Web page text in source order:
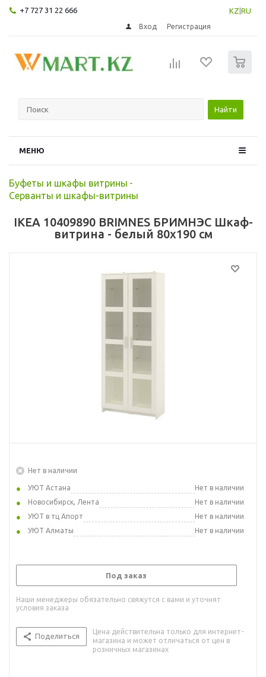
+7 727 31 22 666 KZ RU
Вход Регистрация
Найти
МЕНЮ
Буфеты и шкафы витрины -
Серванты и шкафы-витрины
IKEA 10409890 BRIMNES БРИМНЭС Шкаф-
витрина - белый 80x190 см
Нет в наличии
УЮТ Астана
Нет в наличии
Новосибирск, Лента
Нет в наличии
УЮТ в тц Апорт
Нет в наличии
УЮТ Алматы
Нет в наличии
Под заказ
Наши менеджеры обязательно свяжутся с вами и уточнят
условия заказа
Поделиться
Цена действительна только для интернет-
магазина и может отличаться от цен в
розничных магазинах